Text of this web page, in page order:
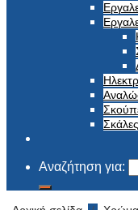
Σκάλες
Αναζήτηση για: